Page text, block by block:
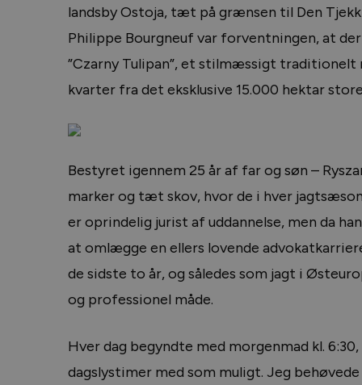
landsby Ostoja, tæt på grænsen til Den
Philippe Bourgneuf var forventningen, at
”Czarny Tulipan”, et stilmæssigt
kvarter fra det eksklusive 15.000 hektar
Bestyret igennem 25 år af far og søn –
marker og tæt skov, hvor de i hver
er oprindelig jurist af uddannelse, men da
at omlægge en ellers lovende
de sidste to år, og således som jagt i
og professionel måde.
Hver dag begyndte med morgenmad kl.
dagslystimer med som muligt. Jeg